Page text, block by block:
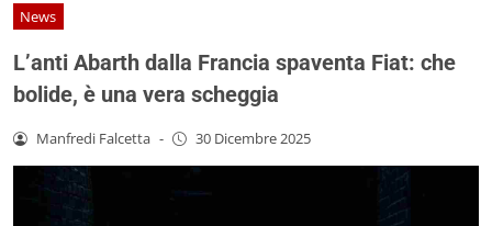
News
L’anti Abarth dalla Francia spaventa Fiat: che
bolide, è una vera scheggia
Manfredi Falcetta - 30 Dicembre 2025